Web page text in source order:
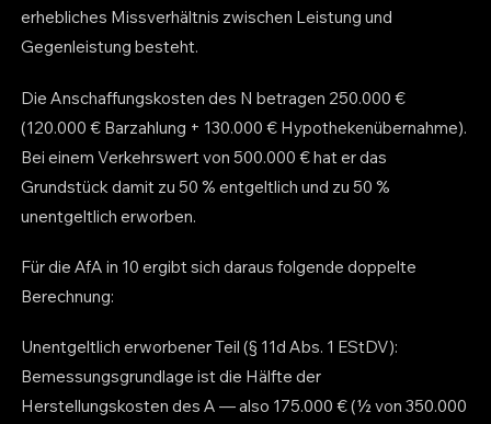
erhebliches Missverhältnis zwischen Leistung und
Gegenleistung besteht.
Die Anschaffungskosten des N betragen 250.000 €
(120.000 € Barzahlung + 130.000 € Hypothekenübernahme).
Bei einem Verkehrswert von 500.000 € hat er das
Grundstück damit zu 50 % entgeltlich und zu 50 %
unentgeltlich erworben.
Für die AfA in 10 ergibt sich daraus folgende doppelte
Berechnung:
Unentgeltlich erworbener Teil (§ 11d Abs. 1 EStDV):
Bemessungsgrundlage ist die Hälfte der
Herstellungskosten des A — also 175.000 € (½ von 350.000